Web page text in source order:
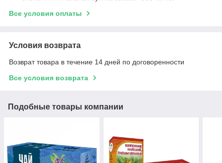
Все условия оплаты
Условия возврата
Возврат товара в течение 14 дней по договоренности
Все условия возврата
Подобные товары компании